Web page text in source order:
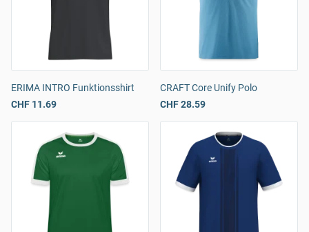
ERIMA INTRO Funktionsshirt
CHF 11.69
CRAFT Core Unify Polo
CHF 28.59